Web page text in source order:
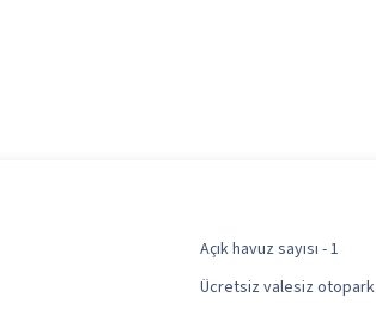
Açık havuz sayısı - 1
Ücretsiz valesiz otopark